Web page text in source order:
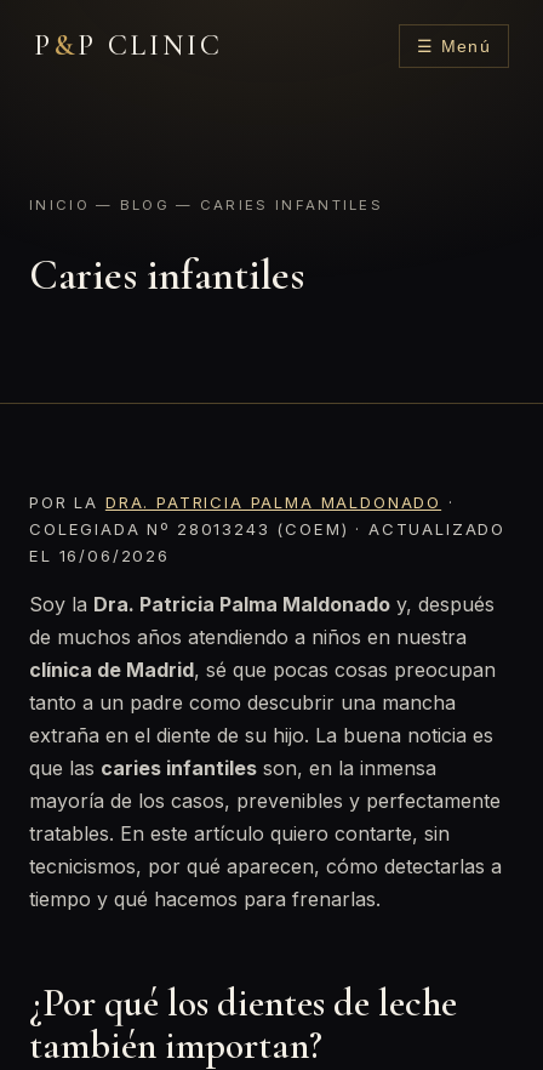
P &P CLINIC ☰ Menú
INICIO — BLOG — CARIES INFANTILES
Caries infantiles
POR LA DRA. PATRICIA PALMA MALDONADO
·
COLEGIADA Nº 28013243 (COEM) · ACTUALIZADO
EL 16/06/2026
Soy la Dra. Patricia Palma Maldonado y, después
de muchos años atendiendo a niños en nuestra
clínica de Madrid, sé que pocas cosas preocupan
tanto a un padre como descubrir una mancha
extraña en el diente de su hijo. La buena noticia es
que las caries infantiles son, en la inmensa
mayoría de los casos, prevenibles y perfectamente
tratables. En este artículo quiero contarte, sin
tecnicismos, por qué aparecen, cómo detectarlas a
tiempo y qué hacemos para frenarlas.
¿Por qué los dientes de leche
también importan?